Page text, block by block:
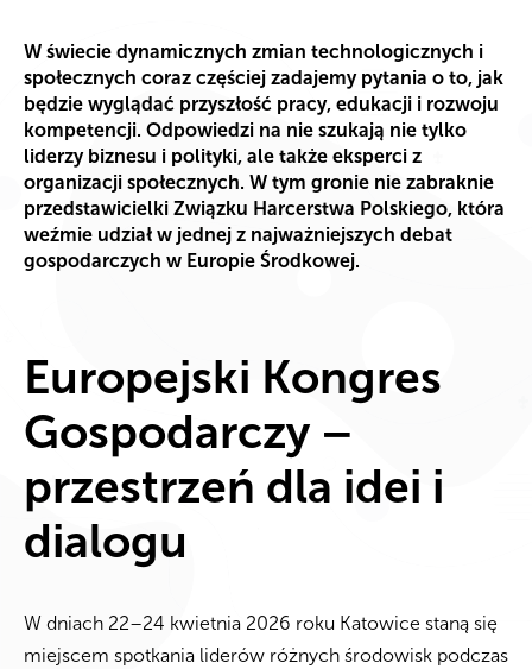
W świecie dynamicznych zmian technologicznych i
społecznych coraz częściej zadajemy pytania o to, jak
będzie wyglądać przyszłość pracy, edukacji i rozwoju
kompetencji. Odpowiedzi na nie szukają nie tylko
liderzy biznesu i polityki, ale także eksperci z
organizacji społecznych. W tym gronie nie zabraknie
przedstawicielki Związku Harcerstwa Polskiego, która
weźmie udział w jednej z najważniejszych debat
gospodarczych w Europie Środkowej.
Europejski Kongres
Gospodarczy –
przestrzeń dla idei i
dialogu
W dniach 22–24 kwietnia 2026 roku Katowice staną się
miejscem spotkania liderów różnych środowisk podczas